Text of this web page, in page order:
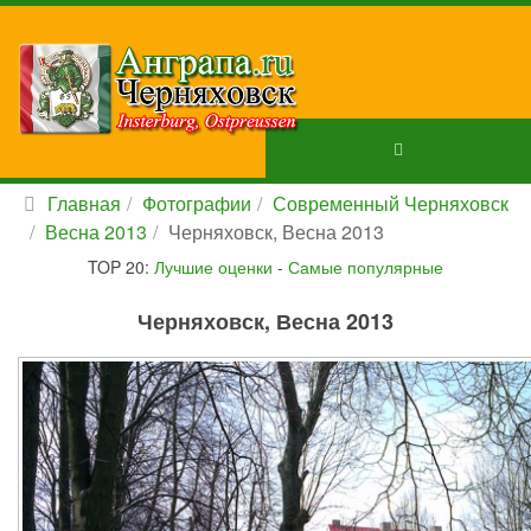
Главная Фотографии
Современный Черняховск
Весна 2013
Черняховск, Весна 2013
TOP 20: Лучшие оценки - Самые популярные
Черняховск, Весна 2013